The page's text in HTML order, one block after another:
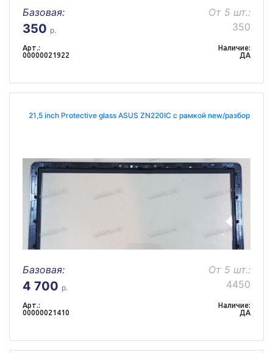
Базовая:
350 р.
От 5 шт.:
350
Арт.:
00000021922
Наличие:
ДА
21,5 inch Protective glass ASUS ZN220IC с рамкой new/разбор
Базовая:
4 700 р.
От 5 шт.:
4450
Арт.:
00000021410
Наличие:
ДА